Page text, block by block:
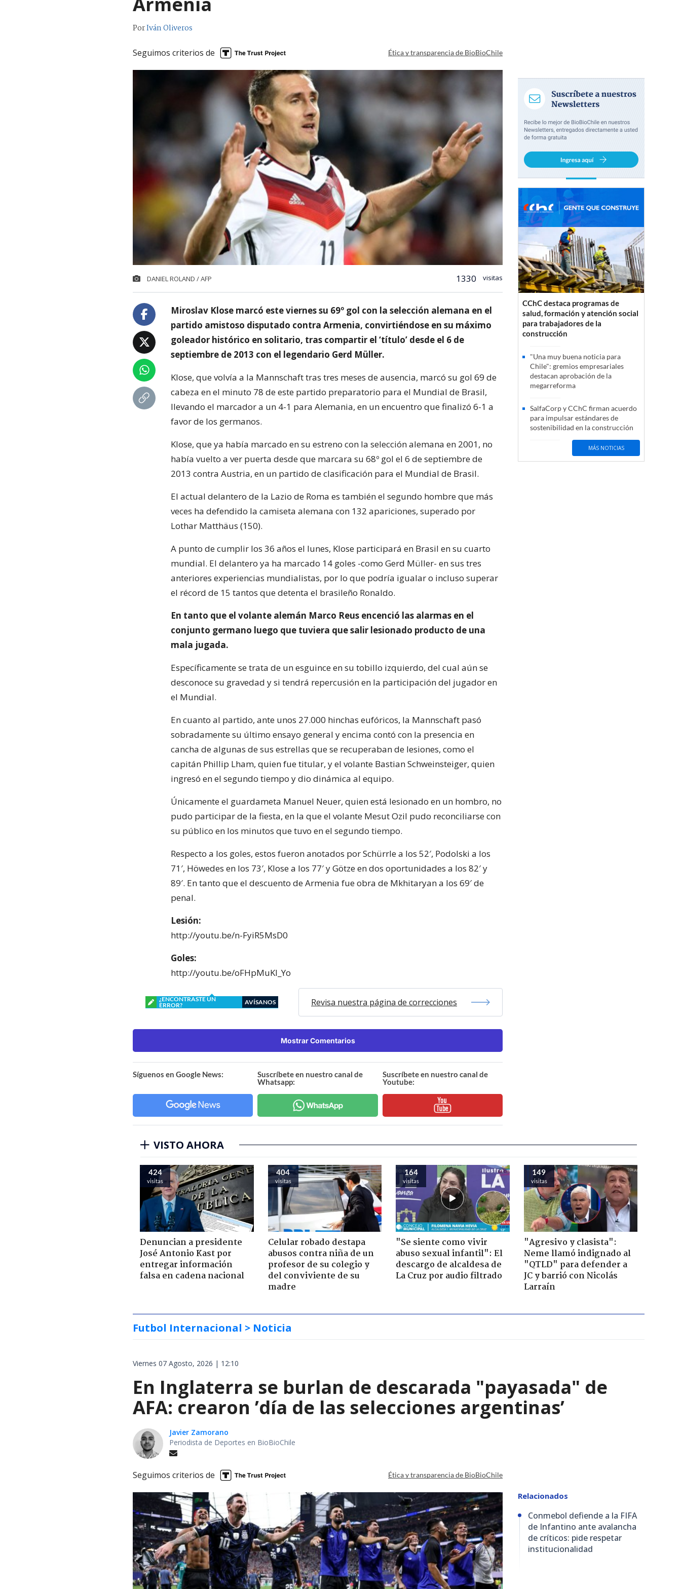
PorIván Oliveros
Seguimos criterios de Ética y transparencia de BioBioChile
DANIEL ROLAND / AFP 1330 visitas
Miroslav Klose marcó este viernes su 69º gol con la selección alemana en el
partido amistoso disputado contra Armenia, convirtiéndose en su máximo
goleador histórico en solitario, tras compartir el ‘título’ desde el 6 de
septiembre de 2013 con el legendario Gerd Müller.
Klose, que volvía a la Mannschaft tras tres meses de ausencia, marcó su gol 69 de
cabeza en el minuto 78 de este partido preparatorio para el Mundial de Brasil,
llevando el marcador a un 4-1 para Alemania, en un encuentro que finalizó 6-1 a
favor de los germanos.
Klose, que ya había marcado en su estreno con la selección alemana en 2001, no
había vuelto a ver puerta desde que marcara su 68º gol el 6 de septiembre de
2013 contra Austria, en un partido de clasificación para el Mundial de Brasil.
El actual delantero de la Lazio de Roma es también el segundo hombre que más
veces ha defendido la camiseta alemana con 132 apariciones, superado por
Lothar Matthäus (150).
A punto de cumplir los 36 años el lunes, Klose participará en Brasil en su cuarto
mundial. El delantero ya ha marcado 14 goles -como Gerd Müller- en sus tres
anteriores experiencias mundialistas, por lo que podría igualar o incluso superar
el récord de 15 tantos que detenta el brasileño Ronaldo.
En tanto que el volante alemán Marco Reus encenció las alarmas en el
conjunto germano luego que tuviera que salir lesionado producto de una
mala jugada.
Específicamente se trata de un esguince en su tobillo izquierdo, del cual aún se
desconoce su gravedad y si tendrá repercusión en la participación del jugador en
el Mundial.
En cuanto al partido, ante unos 27.000 hinchas eufóricos, la Mannschaft pasó
sobradamente su último ensayo general y encima contó con la presencia en
cancha de algunas de sus estrellas que se recuperaban de lesiones, como el
capitán Phillip Lham, quien fue titular, y el volante Bastian Schweinsteiger, quien
ingresó en el segundo tiempo y dio dinámica al equipo.
Únicamente el guardameta Manuel Neuer, quien está lesionado en un hombro, no
pudo participar de la fiesta, en la que el volante Mesut Ozil pudo reconciliarse con
su público en los minutos que tuvo en el segundo tiempo.
Respecto a los goles, estos fueron anotados por Schürrle a los 52′, Podolski a los
71′, Höwedes en los 73′, Klose a los 77′ y Götze en dos oportunidades a los 82′ y
89′. En tanto que el descuento de Armenia fue obra de Mkhitaryan a los 69′ de
penal.
Lesión:
http://youtu.be/n-FyiR5MsD0
Goles:
http://youtu.be/oFHpMuKI_Yo
¿ENCONTRASTE UN
ERROR?
AVÍSANOS Revisa nuestra página de correcciones
Mostrar Comentarios
Síguenos en Google News:
Suscríbete en nuestro canal de
Whatsapp:
Suscríbete en nuestro canal de
Youtube:
CChC destaca programas de
salud, formación y atención social
para trabajadores de la
construcción
"Una muy buena noticia para
Chile": gremios empresariales
destacan aprobación de la
megarreforma
SalfaCorp y CChC firman acuerdo
para impulsar estándares de
sostenibilidad en la construcción
MÁS NOTICIAS
VISTO AHORA
424
visitas
Denuncian a presidente
José Antonio Kast por
entregar información
falsa en cadena nacional
404
visitas
Celular robado destapa
abusos contra niña de un
profesor de su colegio y
del conviviente de su
madre
164
visitas
"Se siente como vivir
abuso sexual infantil": El
descargo de alcaldesa de
La Cruz por audio filtrado
149
visitas
"Agresivo y clasista":
Neme llamó indignado al
"QTLD" para defender a
JC y barrió con Nicolás
Larraín
Futbol Internacional > Noticia
Viernes 07 Agosto, 2026 | 12:10
En Inglaterra se burlan de descarada "payasada" de
AFA: crearon ’día de las selecciones argentinas’
Javier Zamorano
Periodista de Deportes en BioBioChile
Seguimos criterios de Ética y transparencia de BioBioChile
Relacionados
Conmebol defiende a la FIFA
de Infantino ante avalancha
de críticos: pide respetar
institucionalidad